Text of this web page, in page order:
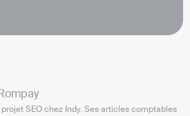
SEO chez Indy. Ses articles comptables